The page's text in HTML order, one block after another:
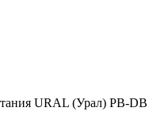
URAL (Урал) PB-DB